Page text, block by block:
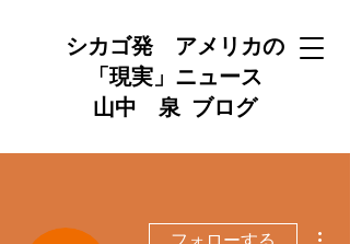
シカゴ発 アメリカの
「現実」ニュース
山中 泉 ブログ